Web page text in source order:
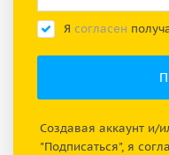
Я согласен
Создавая аккаунт и/
"Подписаться", я